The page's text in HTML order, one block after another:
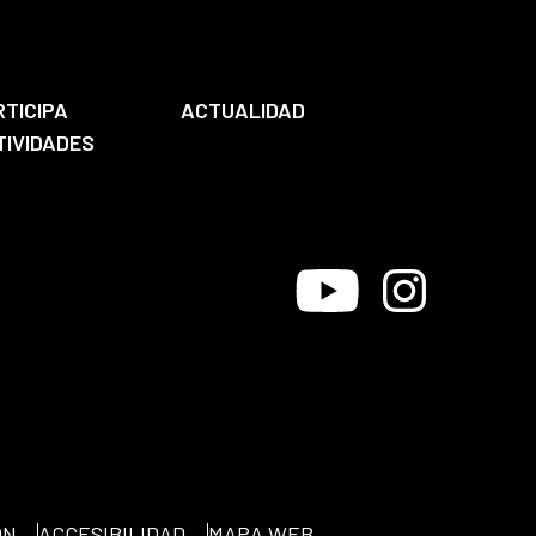
ACTUALIDAD
Youtube Instagram